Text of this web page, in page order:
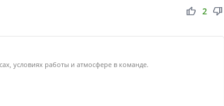
thumb_up thumb_down
2
условиях работы и атмосфере в команде.